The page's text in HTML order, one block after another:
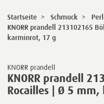
KNORR prandell
KNORR prandell
Rocailles | Ø 5
Startseite > Schmuck >
KNORR prandell 213102165
karminrot, 17 g